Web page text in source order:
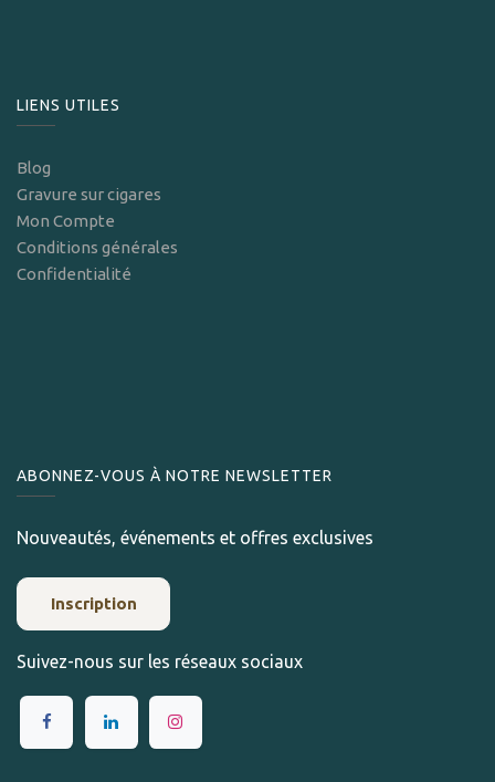
LIENS UTILES
Blog
Gravure sur cigares
Mon Compte
Conditions générales
Confidentialité
ABONNEZ-VOUS À NOTRE NEWSLETTER
Nouveautés, événements et offres exclusives
Inscription
Suivez-nous sur les réseaux sociaux